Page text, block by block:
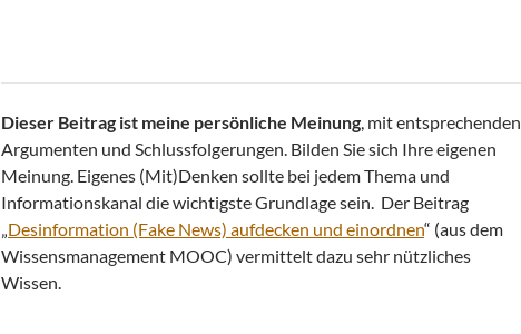
Dieser Beitrag ist meine persönliche Meinung, mit entsprechenden
Argumenten und Schlussfolgerungen. Bilden Sie sich Ihre eigenen
Meinung. Eigenes (Mit)Denken sollte bei jedem Thema und
Informationskanal die wichtigste Grundlage sein. Der Beitrag
„Desinformation (Fake News) aufdecken und einordnen“ (aus dem
Wissensmanagement MOOC) vermittelt dazu sehr nützliches
Wissen.